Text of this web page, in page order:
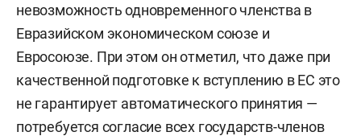
невозможность одновременного членства в
Евразийском экономическом союзе и
Евросоюзе. При этом он отметил, что даже при
качественной подготовке к вступлению в ЕС это
не гарантирует автоматического принятия —
потребуется согласие всех государств-членов